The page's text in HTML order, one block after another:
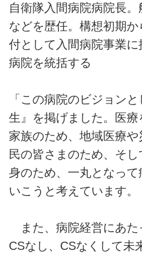
自衛隊入間病院病院長
などを歴任。構想初期
付として入間病院事業
病院を統括する
「この病院のビジョン
生』を掲げました。医
家族のため、地域医療
民の皆さまのため、そ
身のため、一丸となっ
いこうと考えています。
また、病院経営にあた
CSなし、CSなくして未